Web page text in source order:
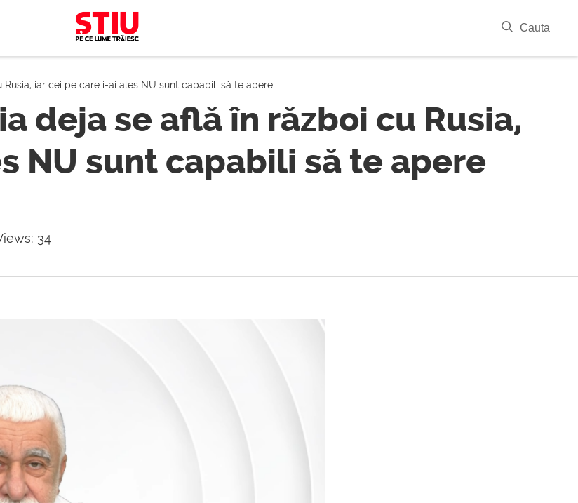
Cauta
Rusia, iar cei pe care i-ai ales NU sunt capabili să te apere
deja se află în război cu Rusia,
NU sunt capabili să te apere
34